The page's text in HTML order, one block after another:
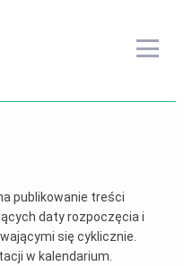
publikowanie treści
daty rozpoczęcia i
się cyklicznie.
w kalendarium.